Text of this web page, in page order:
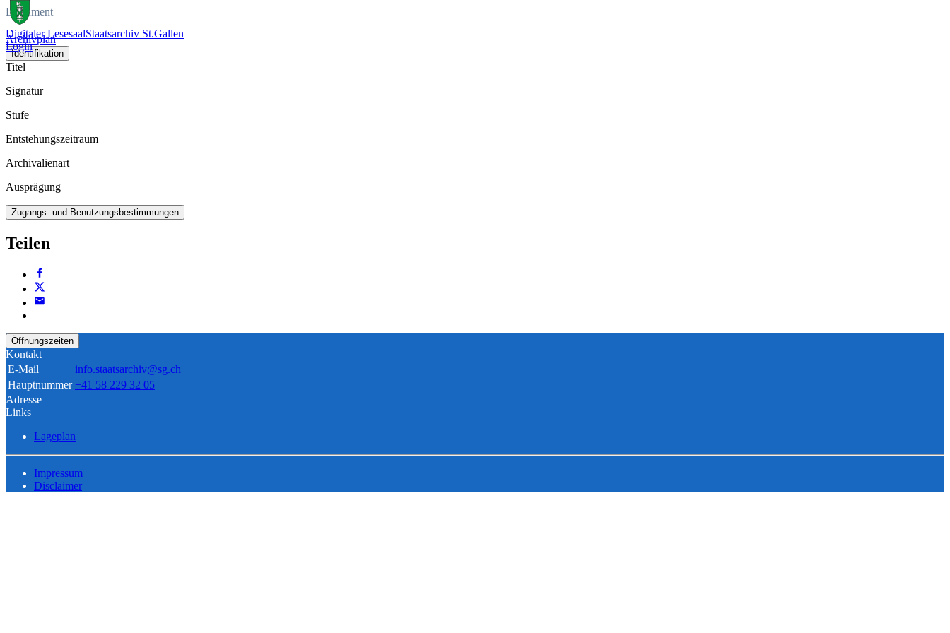
Digitaler LesesaalStaatsarchiv St.Gallen
Login
Dokument
Archivplan
Identifikation
Titel
Signatur
Stufe
Entstehungszeitraum
Archivalienart
Ausprägung
Zugangs- und Benutzungsbestimmungen
Teilen
Öffnungszeiten
Kontakt
E-Mail
info.staatsarchiv@sg.ch
Hauptnummer +41 58 229 32 05
Adresse
Links
Lageplan
Impressum
Disclaimer